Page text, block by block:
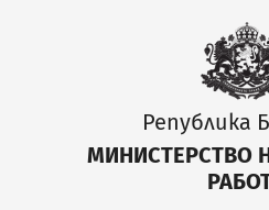
Република
МИНИСТЕРСТВО